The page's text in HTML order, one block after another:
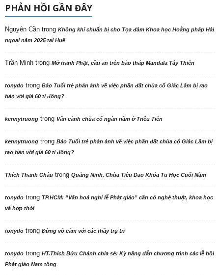
PHẢN HỒI GẦN ĐÂY
Nguyên Cần trong Không khí chuẩn bị cho Tọa đàm Khoa học Hoằng pháp Hải
ngoại năm 2025 tại Huế
Trần Minh trong Mở tranh Phật, cầu an trên bảo tháp Mandala Tây Thiên
tonydo trong Báo Tuổi trẻ phản ảnh về việc phần đất chùa cổ Giác Lâm bị rao
bán với giá 60 tỉ đồng?
kennytruong trong Vãn cảnh chùa cổ ngàn năm ở Triều Tiên
kennytruong trong Báo Tuổi trẻ phản ảnh về việc phần đất chùa cổ Giác Lâm bị
rao bán với giá 60 tỉ đồng?
Thích Thanh Châu trong Quảng Ninh. Chùa Tiêu Dao Khóa Tu Học Cuối Năm
tonydo trong TP.HCM: “Văn hoá nghi lễ Phật giáo” cần có nghệ thuật, khoa học
và hợp thời
tonydo trong Đừng vô cảm với các thầy trụ trì
tonydo trong HT.Thích Bửu Chánh chia sẻ: Kỹ năng dẫn chương trình các lễ hội
Phật giáo Nam tông